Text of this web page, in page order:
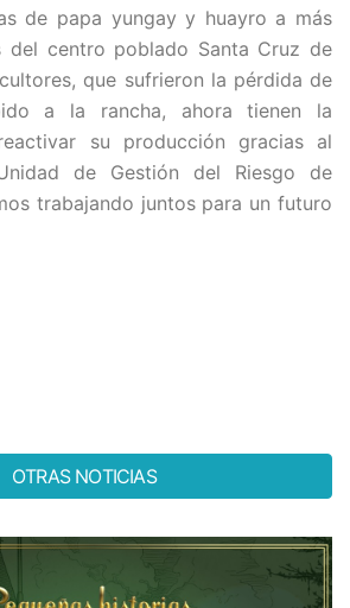
de papa yungay y huayro a más
del centro poblado Santa Cruz de
que sufrieron la pérdida de
a la rancha, ahora tienen la
su producción gracias al
de Gestión del Riesgo de
trabajando juntos para un futuro
OTRAS NOTICIAS